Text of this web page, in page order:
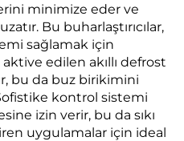
minimize eder ve
Bu buharlaştırıcılar,
sağlamak için
edilen akıllı defrost
bu da buz birikimini
kontrol sistemi
izin verir, bu da sıkı
uygulamalar için ideal